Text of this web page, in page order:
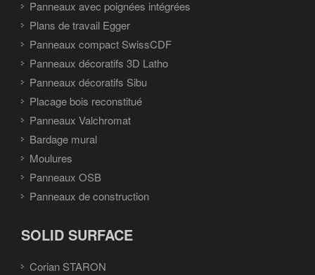
Panneaux avec poignées intégrées
Plans de travail Egger
Panneaux compact SwissCDF
Panneaux décoratifs 3D Latho
Panneaux décoratifs Sibu
Placage bois reconstitué
Panneaux Valchromat
Bardage mural
Moulures
Panneaux OSB
Panneaux de construction
SOLID SURFACE
Corian STARON